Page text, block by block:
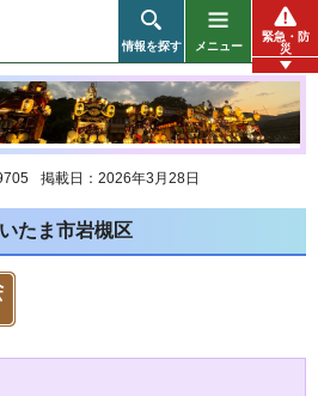
情報を探す メニュー
緊急・防
災
掲載日：2026年3月28日
たま市岩槻区